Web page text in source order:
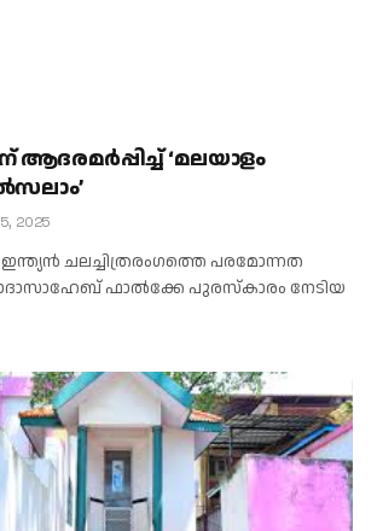
‘മലയാളം
2025
ചലച്ചിത്രരംഗത്തെ പരമോന്നത
ഫാല്‍ക്കേ പുരസ്‌കാരം നേടിയ